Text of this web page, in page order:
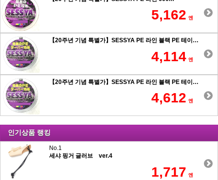
5,162 엔
【20주년 기념 특별가】SESSYA PE 라인 블랙 PE 테이퍼 힘사 원투 0.6호 이상
4,114 엔
【20주년 기념 특별가】SESSYA PE 라인 블랙 PE 테이퍼 힘사 원투 0.5호 이하
4,612 엔
인기상품 랭킹
No.1
세샤 핑거 글러브 ver.4
1,717 엔